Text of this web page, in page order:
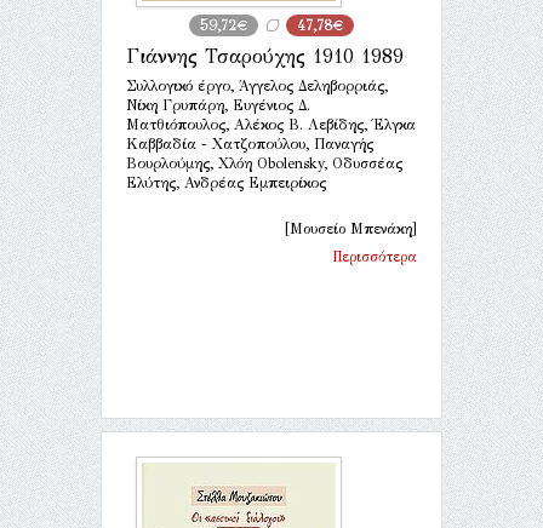
59,72€ 47,78€
Γιάννης Τσαρούχης 1910 1989
Συλλογικό έργο, Άγγελος Δεληβορριάς,
Νίκη Γρυπάρη, Ευγένιος Δ.
Ματθιόπουλος, Αλέκος Β. Λεβίδης, Έλγκα
Καββαδία - Χατζοπούλου, Παναγής
Βουρλούμης, Χλόη Obolensky, Οδυσσέας
Ελύτης, Ανδρέας Εμπειρίκος
[Μουσείο Μπενάκη]
Περισσότερα